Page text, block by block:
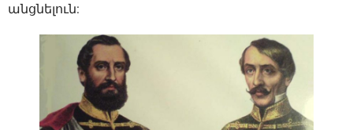
անցնելուն: